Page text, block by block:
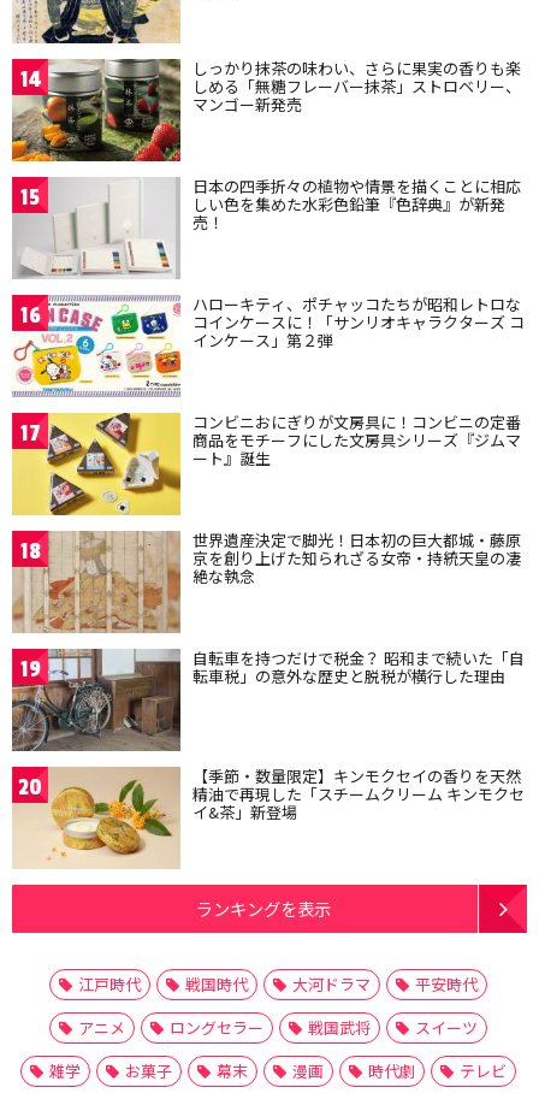
14 しっかり抹茶の味わい、さらに果実の香りも楽
しめる「無糖フレーバー抹茶」ストロベリー、
マンゴー新発売
15 日本の四季折々の植物や情景を描くことに相応
しい色を集めた水彩色鉛筆『色辞典』が新発
売！
16 ハローキティ、ポチャッコたちが昭和レトロな
コインケースに！「サンリオキャラクターズ コ
インケース」第２弾
17 コンビニおにぎりが文房具に！コンビニの定番
商品をモチーフにした文房具シリーズ『ジムマ
ート』誕生
18 世界遺産決定で脚光！日本初の巨大都城・藤原
京を創り上げた知られざる女帝・持統天皇の凄
絶な執念
19 自転車を持つだけで税金？ 昭和まで続いた「自
転車税」の意外な歴史と脱税が横行した理由
20 【季節・数量限定】キンモクセイの香りを天然
精油で再現した「スチームクリーム キンモクセ
イ&茶」新登場
ランキングを表示
江戸時代 戦国時代 大河ドラマ
平安時代
アニメ
ロングセラー 戦国武将
スイーツ
雑学
お菓子 幕末 漫画 時代劇
テレビ